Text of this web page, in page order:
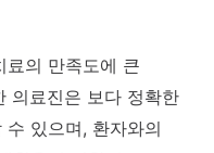
료의 만족도에 큰
의료진은 보다 정확한
있으며, 환자와의